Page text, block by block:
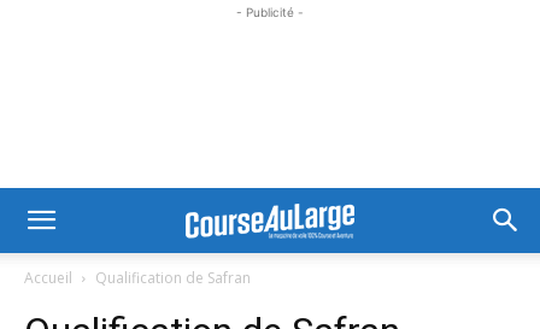
- Publicité -
Accueil Qualification de Safran